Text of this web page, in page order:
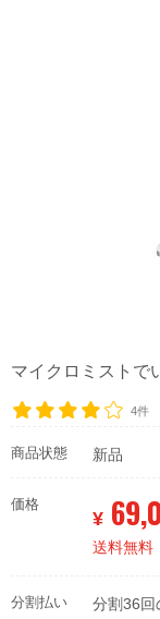
マイクロミストで
4件
商品状態 新品
価格
¥
送料無料
分割払い 分割36回